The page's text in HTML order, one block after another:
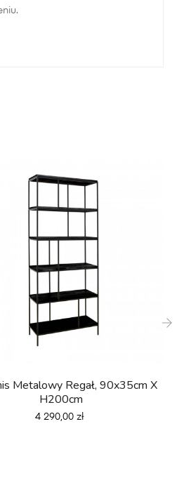
Metalowy Regał, 90x35cm X
H200cm
Cena
4 290,00 zł